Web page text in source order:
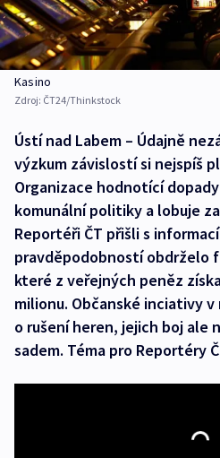
Kasino
Zdroj: ČT24/Thinkstock
Ústí nad Labem – Údajně
výzkum závislostí si nejspíš
Organizace hodnotící
komunální politiky a lobuje
Reportéři ČT přišli s
pravděpodobností obdrželo
které z veřejných peněz
milionu. Občanské inciativy
o rušení heren, jejich boj ale
sadem. Téma pro Reportéry